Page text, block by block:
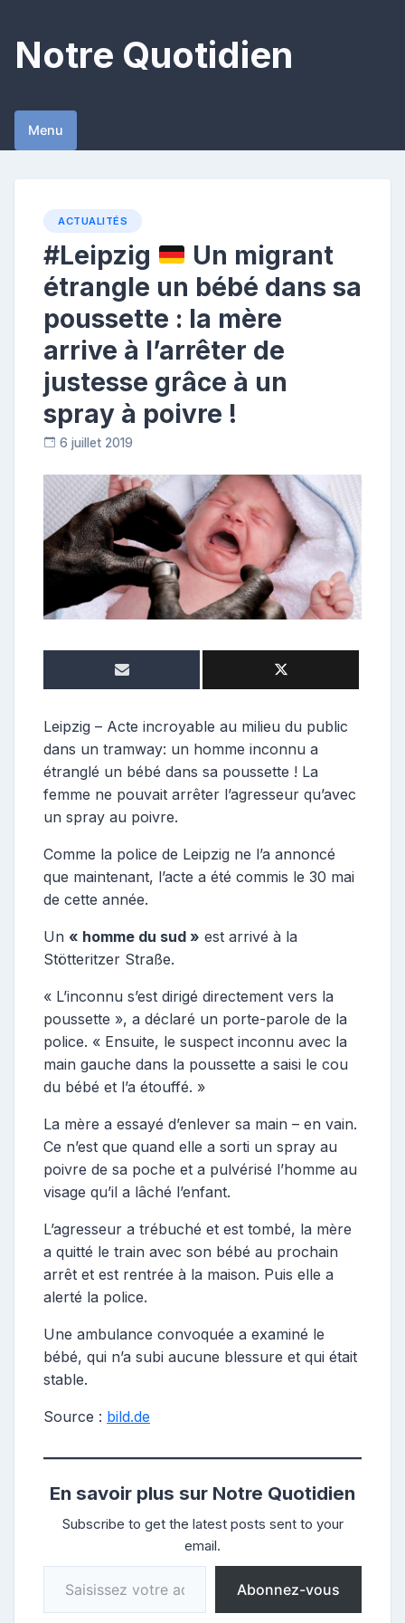
content
Notre Quotidien
Menu
ACTUALITÉS
#Leipzig
Un migrant
étrangle un bébé dans sa
poussette : la mère
arrive à l’arrêter de
justesse grâce à un
spray à poivre !
6 juillet 2019
o
n
i
b
u
t
i
e
Leipzig – Acte incroyable au milieu du public
dans un tramway: un homme inconnu a
étranglé un bébé dans sa poussette ! La
femme ne pouvait arrêter l’agresseur qu’avec
un spray au poivre.
Comme la police de Leipzig ne l’a annoncé
que maintenant, l’acte a été commis le 30 mai
de cette année.
Un « homme du sud » est arrivé à la
Stötteritzer Straße.
« L’inconnu s’est dirigé directement vers la
poussette », a déclaré un porte-parole de la
police. « Ensuite, le suspect inconnu avec la
main gauche dans la poussette a saisi le cou
du bébé et l’a étouffé. »
La mère a essayé d’enlever sa main – en vain.
Ce n’est que quand elle a sorti un spray au
poivre de sa poche et a pulvérisé l’homme au
visage qu’il a lâché l’enfant.
L’agresseur a trébuché et est tombé, la mère
a quitté le train avec son bébé au prochain
arrêt et est rentrée à la maison. Puis elle a
alerté la police.
Une ambulance convoquée a examiné le
bébé, qui n’a subi aucune blessure et qui était
stable.
Source : bild.de
En savoir plus sur Notre Quotidien
Subscribe to get the latest posts sent to your
email.
Saisissez votre adresse e-mail…
Abonnez-vous